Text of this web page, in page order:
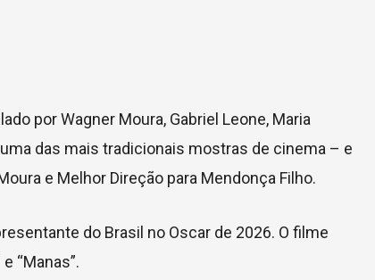
por Wagner Moura, Gabriel Leone, Maria
das mais tradicionais mostras de cinema – e
e Melhor Direção para Mendonça Filho.
do Brasil no Oscar de 2026. O filme
“Manas”.